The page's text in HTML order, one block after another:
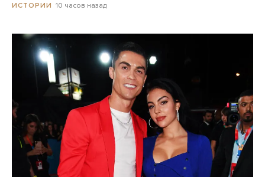
ИСТОРИИ 10 часов назад